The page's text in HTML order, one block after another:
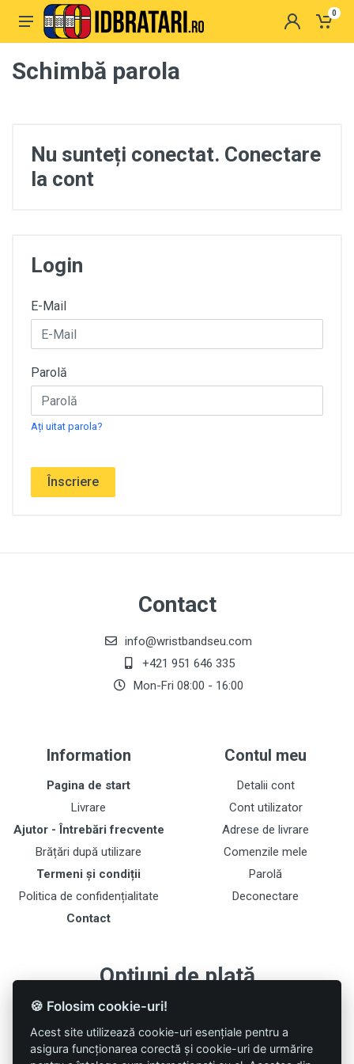
0
Schimbă parola
Nu sunteți conectat. Conectare
la cont
Login
E-Mail
Parolă
Ați uitat parola?
Înscriere
Contact
info@wristbandseu.com
+421 951 646 335
Mon-Fri 08:00 - 16:00
Information
Pagina de start
Livrare
Ajutor - Întrebări frecvente
Brățări după utilizare
Termeni și condiții
Politica de confidențialitate
Contact
Contul meu
Detalii cont
Cont utilizator
Adrese de livrare
Comenzile mele
Parolă
Deconectare
Opțiuni de plată
Urmăriți-ne pe rețele de socializare
🍪 Folosim cookie-uri!
Acest site utilizează cookie-uri esențiale pentru a
asigura funcționarea corectă și cookie-uri de urmărire